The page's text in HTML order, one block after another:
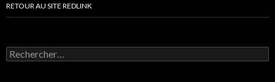
RETOUR AU SITE REDLINK
Rechercher :